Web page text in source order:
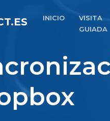
INICIO
VISITA
GUIADA